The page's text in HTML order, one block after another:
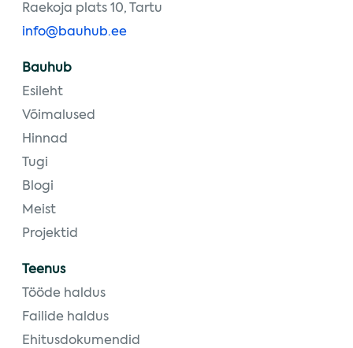
Raekoja plats 10, Tartu
info@bauhub.ee
Bauhub
Esileht
Võimalused
Hinnad
Tugi
Blogi
Meist
Projektid
Teenus
Tööde haldus
Failide haldus
Ehitusdokumendid